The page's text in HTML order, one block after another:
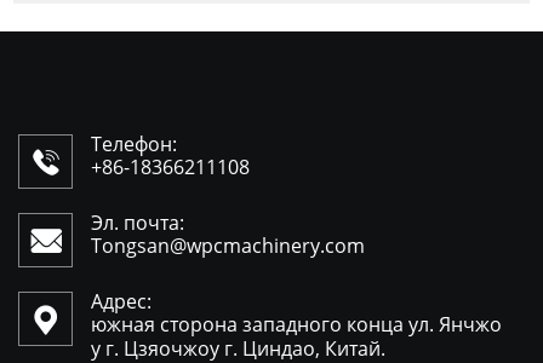

Телефон:
+86-18366211108

Эл. почта:
Tongsan@wpcmachinery.com

Адрес:
южная сторона западного конца ул. Янчжо
у г. Цзяочжоу г. Циндао, Китай.